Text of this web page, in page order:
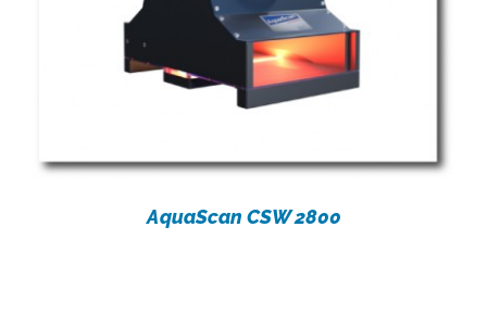
AquaScan CSW 2800